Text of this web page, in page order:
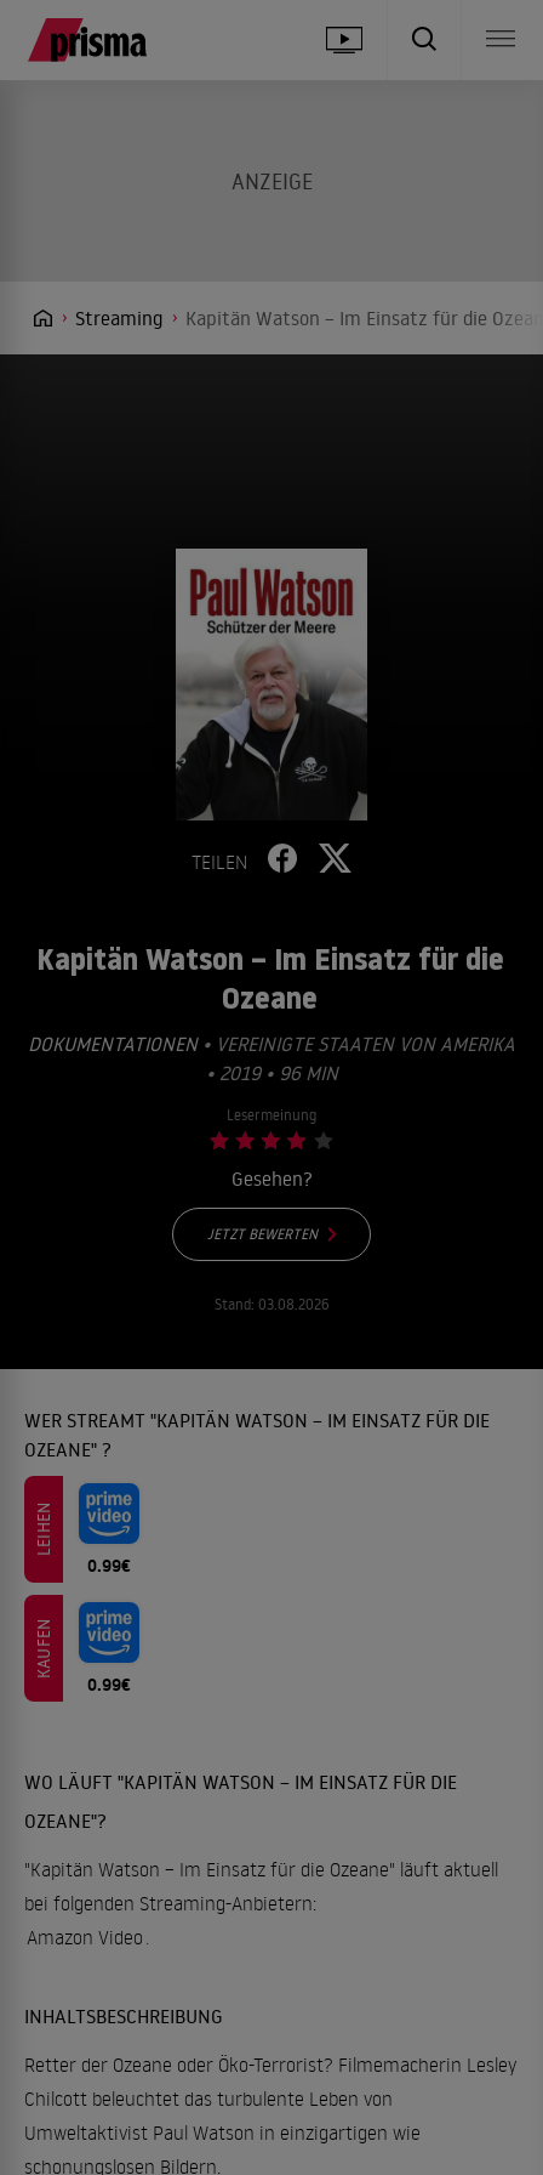
Streaming Kapitän Watson – Im Einsatz für die
TEILEN
Kapitän Watson – Im Einsatz für die
Ozeane
DOKUMENTATIONEN• VEREINIGTE STAATEN VON AMERIKA
• 2019 • 96 MIN
Lesermeinung
Gesehen?
JETZT BEWERTEN
Stand: 03.08.2026
WER STREAMT "KAPITÄN WATSON – IM EINSATZ FÜR DIE
OZEANE" ?
LEIHEN
0.99€
KAUFEN
0.99€
WO LÄUFT "KAPITÄN WATSON – IM EINSATZ FÜR DIE
OZEANE"?
"Kapitän Watson – Im Einsatz für die Ozeane" läuft aktuell
bei folgenden Streaming-Anbietern:
Amazon Video .
INHALTSBESCHREIBUNG
Retter der Ozeane oder Öko-Terrorist? Filmemacherin Lesley
Chilcott beleuchtet das turbulente Leben von
Umweltaktivist Paul Watson in einzigartigen wie
schonungslosen Bildern.